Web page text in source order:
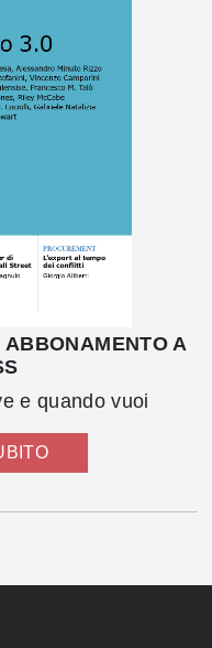
A
e quando vuoi